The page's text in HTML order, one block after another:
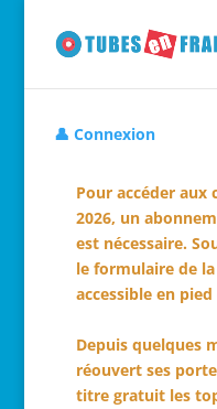
👤 Connexion
Pour accéder aux
2026, un
est nécessaire.
le formulaire de
accessible en pied
Depuis quelques
réouvert ses
titre gratuit les